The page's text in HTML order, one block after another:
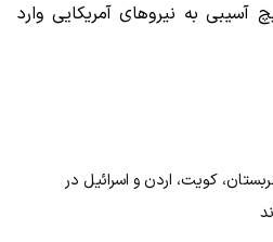
به نیروهای آمریکایی وارد
کویت، اردن و اسرائیل در